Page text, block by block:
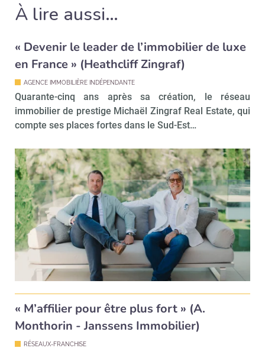
À lire aussi…
« Devenir le leader de l’immobilier de luxe
en France » (Heathcliff Zingraf)
AGENCE IMMOBILIÈRE INDÉPENDANTE
Quarante-cinq ans après sa création, le réseau
immobilier de prestige Michaël Zingraf Real Estate, qui
compte ses places fortes dans le Sud-Est…
« M’affilier pour être plus fort » (A.
Monthorin - Janssens Immobilier)
RÉSEAUX-FRANCHISE